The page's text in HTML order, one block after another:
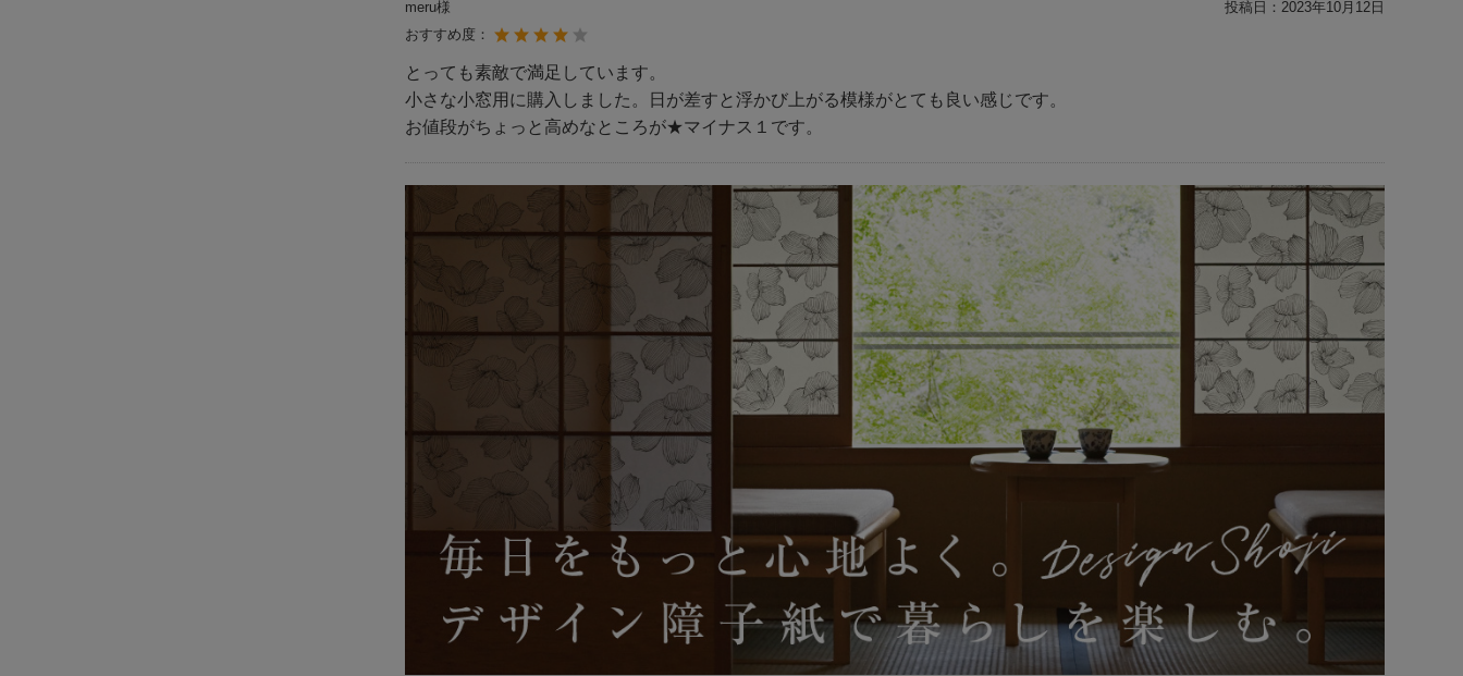
meru様 投稿日： 2023年10月12日
おすすめ度：
とっても素敵で満足しています。
小さな小窓用に購入しました。日が差すと浮かび上がる模様がとても良い感じです。
お値段がちょっと高めなところが★マイナス１です。